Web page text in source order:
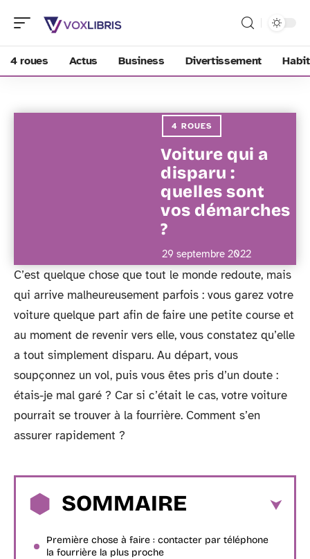
4 roues Actus Business Divertissement
4 ROUES
Voiture qui a
disparu :
quelles sont
vos démarches
?
29 septembre 2022
C’est quelque chose que tout le monde redoute, mais
qui arrive malheureusement parfois : vous garez votre
voiture quelque part afin de faire une petite course et
au moment de revenir vers elle, vous constatez qu’elle
a tout simplement disparu. Au départ, vous
soupçonnez un vol, puis vous êtes pris d’un doute :
étais-je mal garé ? Car si c’était le cas, votre voiture
pourrait se trouver à la fourrière. Comment s’en
assurer rapidement ?
SOMMAIRE
Première chose à faire : contacter par téléphone
la fourrière la plus proche